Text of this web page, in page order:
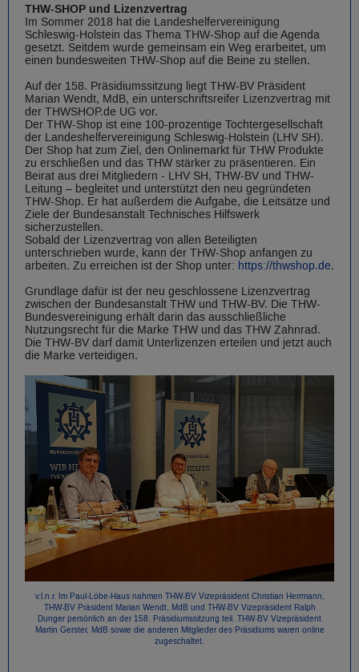
THW-SHOP und Lizenzvertrag
Im Sommer 2018 hat die Landeshelfervereinigung
Schleswig-Holstein das Thema THW-Shop auf die Agenda
gesetzt. Seitdem wurde gemeinsam ein Weg erarbeitet, um
einen bundesweiten THW-Shop auf die Beine zu stellen.
Auf der 158. Präsidiumssitzung liegt THW-BV Präsident
Marian Wendt, MdB, ein unterschriftsreifer Lizenzvertrag mit
der THWSHOP.de UG vor.
Der THW-Shop ist eine 100-prozentige Tochtergesellschaft
der Landeshelfervereinigung Schleswig-Holstein (LHV SH).
Der Shop hat zum Ziel, den Onlinemarkt für THW Produkte
zu erschließen und das THW stärker zu präsentieren. Ein
Beirat aus drei Mitgliedern - LHV SH, THW-BV und THW-
Leitung – begleitet und unterstützt den neu gegründeten
THW-Shop. Er hat außerdem die Aufgabe, die Leitsätze und
Ziele der Bundesanstalt Technisches Hilfswerk
sicherzustellen.
Sobald der Lizenzvertrag von allen Beteiligten
unterschrieben wurde, kann der THW-Shop anfangen zu
arbeiten. Zu erreichen ist der Shop unter: https://thwshop.de.
Grundlage dafür ist der neu geschlossene Lizenzvertrag
zwischen der Bundesanstalt THW und THW-BV. Die THW-
Bundesvereinigung erhält darin das ausschließliche
Nutzungsrecht für die Marke THW und das THW Zahnrad.
Die THW-BV darf damit Unterlizenzen erteilen und jetzt auch
die Marke verteidigen.
v.l.n.r. Im Paul-Löbe-Haus nahmen THW-BV Vizepräsident Christian Herrmann,
THW-BV Präsident Marian Wendt, MdB und THW-BV Vizepräsident Ralph
Dunger persönlich an der 158. Präsidiumssitzung teil. THW-BV Vizepräsident
Martin Gerster, MdB sowie die anderen Mitglieder des Präsidiums waren online
zugeschaltet.